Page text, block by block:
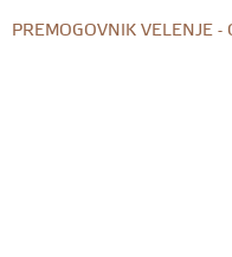
PREMOGOVNIK VELENJE